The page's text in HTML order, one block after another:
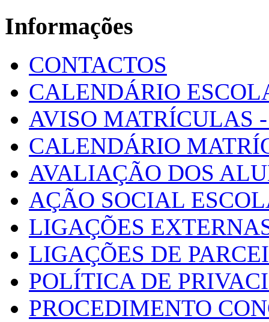
Informações
CONTACTOS
CALENDÁRIO
AVISO MATRÍCULAS
CALENDÁRIO
AVALIAÇÃO DOS
AÇÃO SOCIAL
LIGAÇÕES
LIGAÇÕES DE
POLÍTICA DE
PROCEDIMENTO